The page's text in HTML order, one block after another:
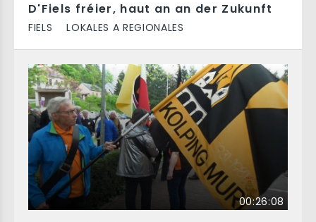
D'Fiels fréier, haut an an der Zukunft
FIELS LOKALES A REGIONALES
00:26:08